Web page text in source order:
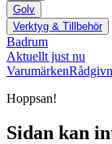
Golv
Verktyg & Tillbehör
Badrum
Aktuellt just nu
Varumärken
Hoppsan!
Sidan kan